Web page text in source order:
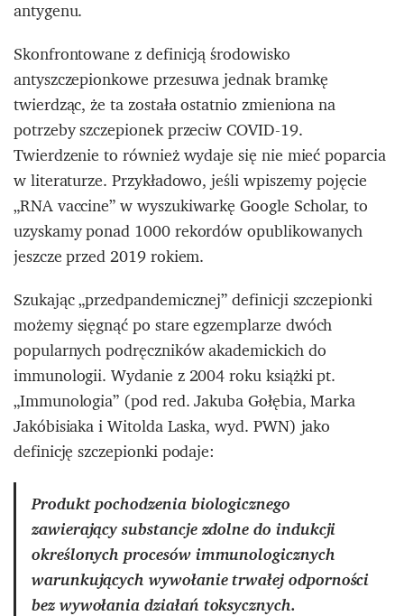
antygenu.
Skonfrontowane z definicją środowisko
antyszczepionkowe przesuwa jednak bramkę
twierdząc, że ta została ostatnio zmieniona na
potrzeby szczepionek przeciw COVID-19.
Twierdzenie to również wydaje się nie mieć poparcia
w literaturze. Przykładowo, jeśli wpiszemy pojęcie
„RNA vaccine” w wyszukiwarkę Google Scholar, to
uzyskamy ponad 1000 rekordów opublikowanych
jeszcze przed 2019 rokiem.
Szukając „przedpandemicznej” definicji szczepionki
możemy sięgnąć po stare egzemplarze dwóch
popularnych podręczników akademickich do
immunologii. Wydanie z 2004 roku książki pt.
„Immunologia” (pod red. Jakuba Gołębia, Marka
Jakóbisiaka i Witolda Laska, wyd. PWN) jako
definicję szczepionki podaje:
Produkt pochodzenia biologicznego
zawierający substancje zdolne do indukcji
określonych procesów immunologicznych
warunkujących wywołanie trwałej odporności
bez wywołania działań toksycznych.